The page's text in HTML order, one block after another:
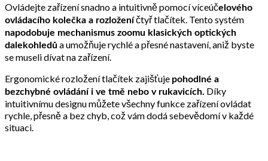
Ovládejte zařízení snadno a intuitivně pomocí víceúčelového
ovládacího kolečka a rozloženíčtyř tlačítek. Tento systém
napodobuje mechanismus zoomu klasických optických
dalekohledů a umožňuje rychlé a přesné nastavení, aniž byste
se museli dívat na zařízení.
Ergonomické rozložení tlačítek zajišťuje pohodlné a
bezchybné ovládání i ve tmě nebo v rukavicích. Díky
intuitivnímu designu můžete všechny funkce zařízení ovládat
rychle, přesně a bez chyb, což vám dodá sebevědomí v každé
situaci.